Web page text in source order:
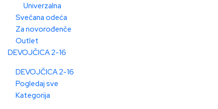
Univerzalna
Svečana odeća
Za novorođenče
Outlet
DEVOJČICA 2-16
DEVOJČICA 2-16
Pogledaj sve
Kategorija